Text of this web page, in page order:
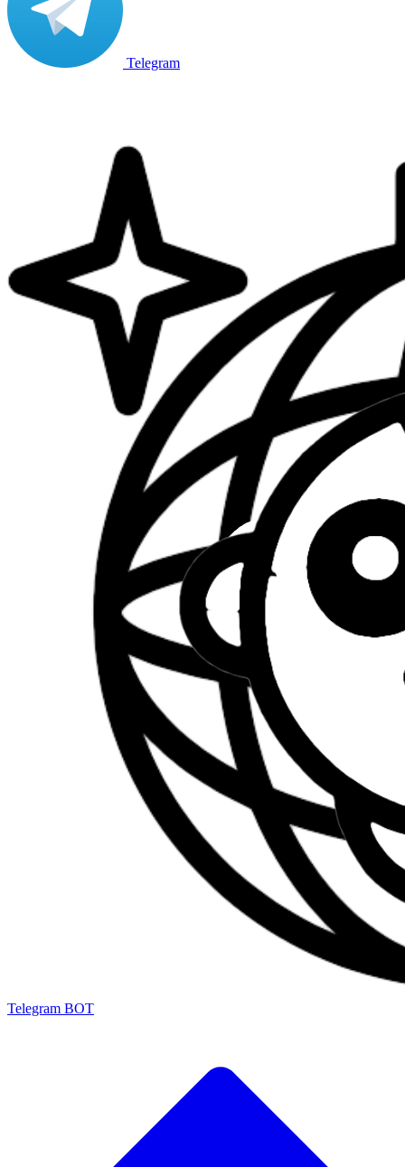
Telegram
Telegram BOT